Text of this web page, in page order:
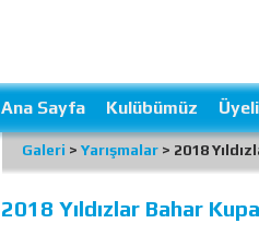
Ana Sayfa Kulübümüz
Galeri > Yarışmalar > 2018
2018 Yıldızlar Bahar